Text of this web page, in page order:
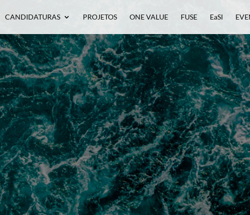
CANDIDATURAS PROJETOS ONE VALUE FUSE EaSI